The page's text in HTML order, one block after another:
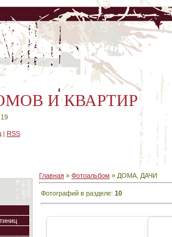
И КВАРТИР
| RSS
Главная » Фотоальбом » ДОМА, ДАЧИ
Фотографий в разделе: 10